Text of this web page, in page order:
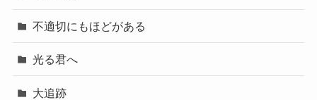
不適切にもほどがある
光る君へ
大追跡